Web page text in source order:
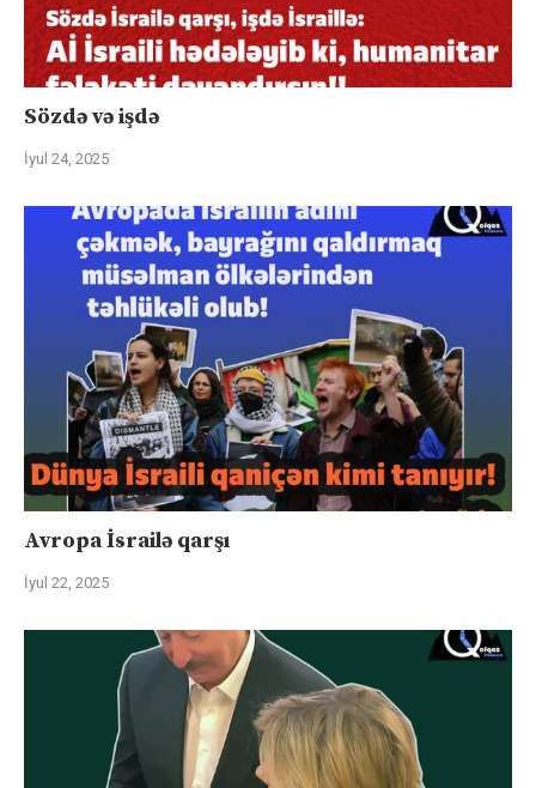
Sözdə və işdə
İyul 24, 2025
Avropa İsrailə qarşı
İyul 22, 2025